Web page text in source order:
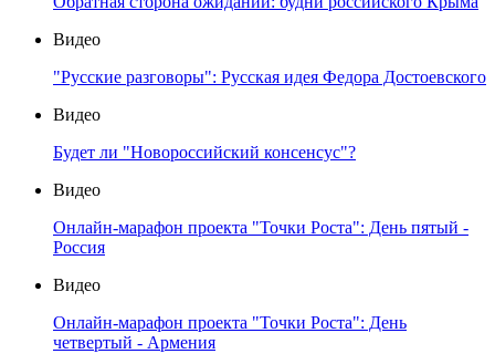
Видео
"Русские разговоры": Русская идея Федора Достоевского
Видео
Будет ли "Новороссийский консенсус"?
Видео
Онлайн-марафон проекта "Точки Роста": День пятый -
Россия
Видео
Онлайн-марафон проекта "Точки Роста": День
четвертый - Армения